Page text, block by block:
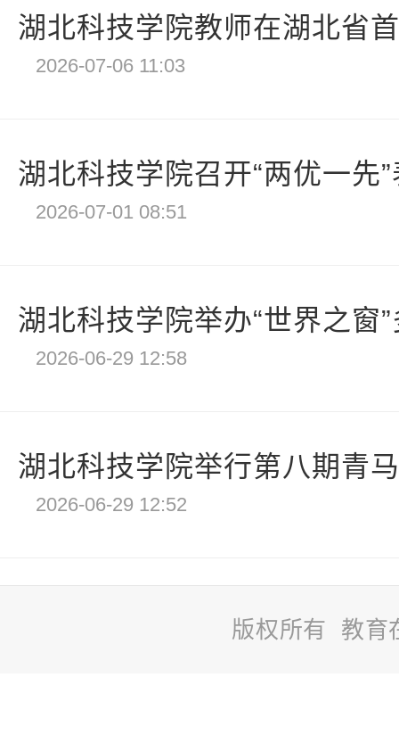
湖北科技学院教师在湖北省
2026-07-06 11:03
湖北科技学院召开“两优一先
2026-07-01 08:51
湖北科技学院举办“世界之窗
2026-06-29 12:58
湖北科技学院举行第八期青
2026-06-29 12:52
版权所有 教育